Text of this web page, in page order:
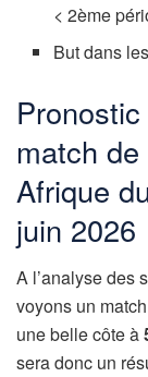
< 2ème
But dans
match
Afrique
juin 2026
A l’analyse des
voyons un
une belle côte à
sera donc un